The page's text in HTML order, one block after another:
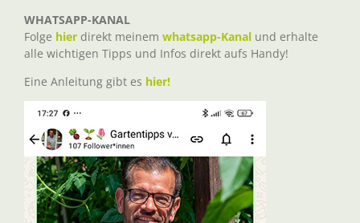
WHATSAPP-KANAL
Folge hier direkt meinem whatsapp-Kanal und erhalte
alle wichtigen Tipps und Infos direkt aufs Handy!
Eine Anleitung gibt es hier!